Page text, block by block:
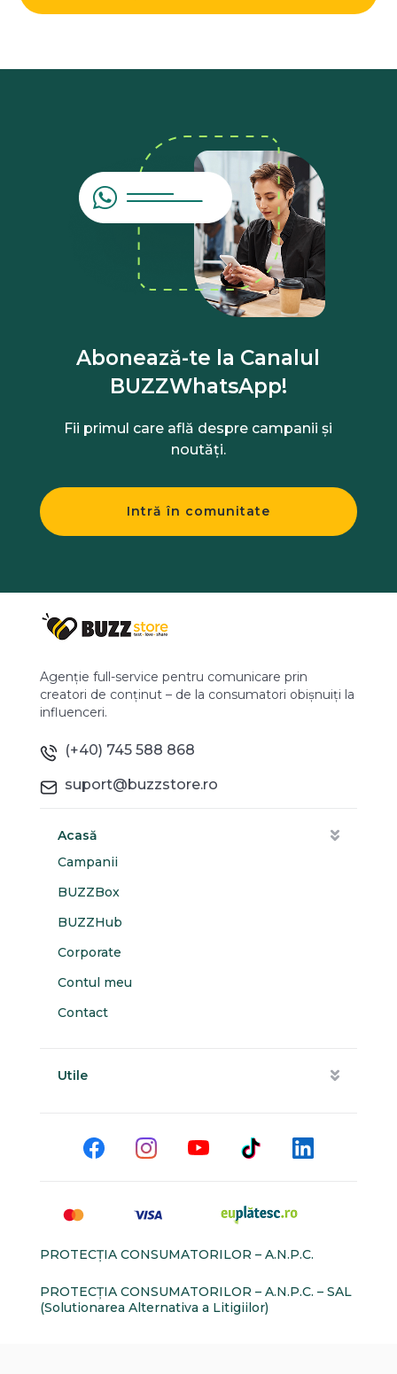
Abonează-te la Canalul
BUZZWhatsApp!
Fii primul care află despre campanii și
noutăți.
Intră în comunitate
Agenție full-service pentru comunicare prin
creatori de conținut – de la consumatori obișnuiți la
influenceri.
(+40) 745 588 868
suport@buzzstore.ro
Acasă
Campanii
BUZZBox
BUZZHub
Corporate
Contul meu
Contact
Utile
PROTECŢIA CONSUMATORILOR – A.N.P.C.
PROTECŢIA CONSUMATORILOR – A.N.P.C. – SAL
(Solutionarea Alternativa a Litigiilor)